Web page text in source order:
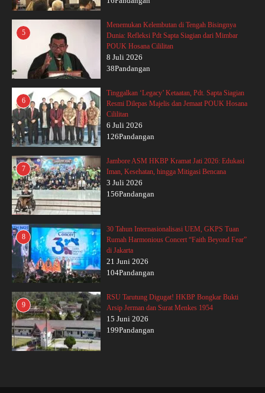
5
Menemukan Kelembutan di Tengah Bisingnya
Dunia: Refleksi Pdt Sapta Siagian dari Mimbar
POUK Hosana Cililitan
8 Juli 2026
38Pandangan
6
Tinggalkan ‘Legacy’ Ketaatan, Pdt. Sapta Siagian
Resmi Dilepas Majelis dan Jemaat POUK Hosana
Cililitan
6 Juli 2026
126Pandangan
7
Jambore ASM HKBP Kramat Jati 2026: Edukasi
Iman, Kesehatan, hingga Mitigasi Bencana
3 Juli 2026
156Pandangan
8
30 Tahun Internasionalisasi UEM, GKPS Tuan
Rumah Harmonious Concert “Faith Beyond Fear”
di Jakarta
21 Juni 2026
104Pandangan
9
RSU Tarutung Digugat! HKBP Bongkar Bukti
Arsip Jerman dan Surat Menkes 1954
15 Juni 2026
199Pandangan